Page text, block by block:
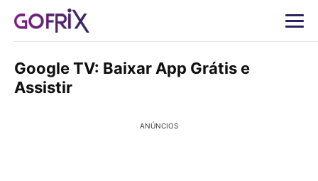
Google TV: Baixar App Grátis e
Assistir
ANÚNCIOS